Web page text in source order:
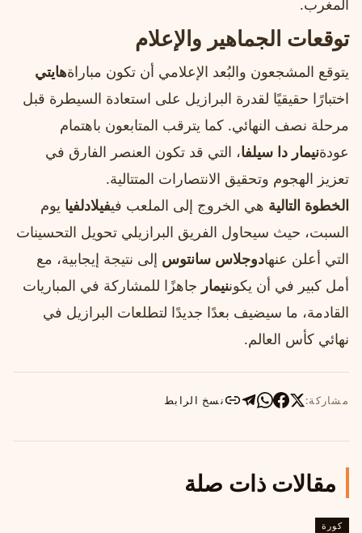
المغرب.
توقعات الجماهير والإعلام
يتوقع المشجعون والبُعد الإعلامي أن تكون مباراةهايتي
اختبارًا حقيقيًا لقدرة البرازيل على استعادة السيطرة قبل
مرحلة نصف النهائي. كما يترقب المتابعون باهتمام
عودةنيمار دا سيلفا، التي قد تكون العنصر الفارق في
تعزيز الهجوم وتحقيق الانتصارات المتتالية.
الخطوة التالية هي الخروج إلى الملعب فيفيلادلفيا يوم
السبت، حيث سيحاول الفريق البرازيلي تحويل التحسينات
التي أعلن عنهادوجلاس سانتوس إلى نتيجة إيجابية، مع
أمل كبير في أن يكوننيمار جاهزًا للمشاركة في المباريات
القادمة، ما سيضيف بعدًا جديدًا لتطلعات البرازيل في
نهائي كأس العالم.
مشاركة: نسخ الرابط
مقالات ذات صلة
كورة